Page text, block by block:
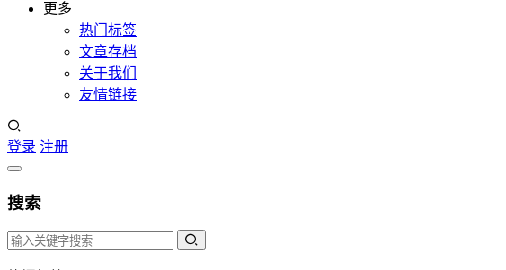
更多
热门标签
文章存档
关于我们
友情链接
登录 注册
搜索